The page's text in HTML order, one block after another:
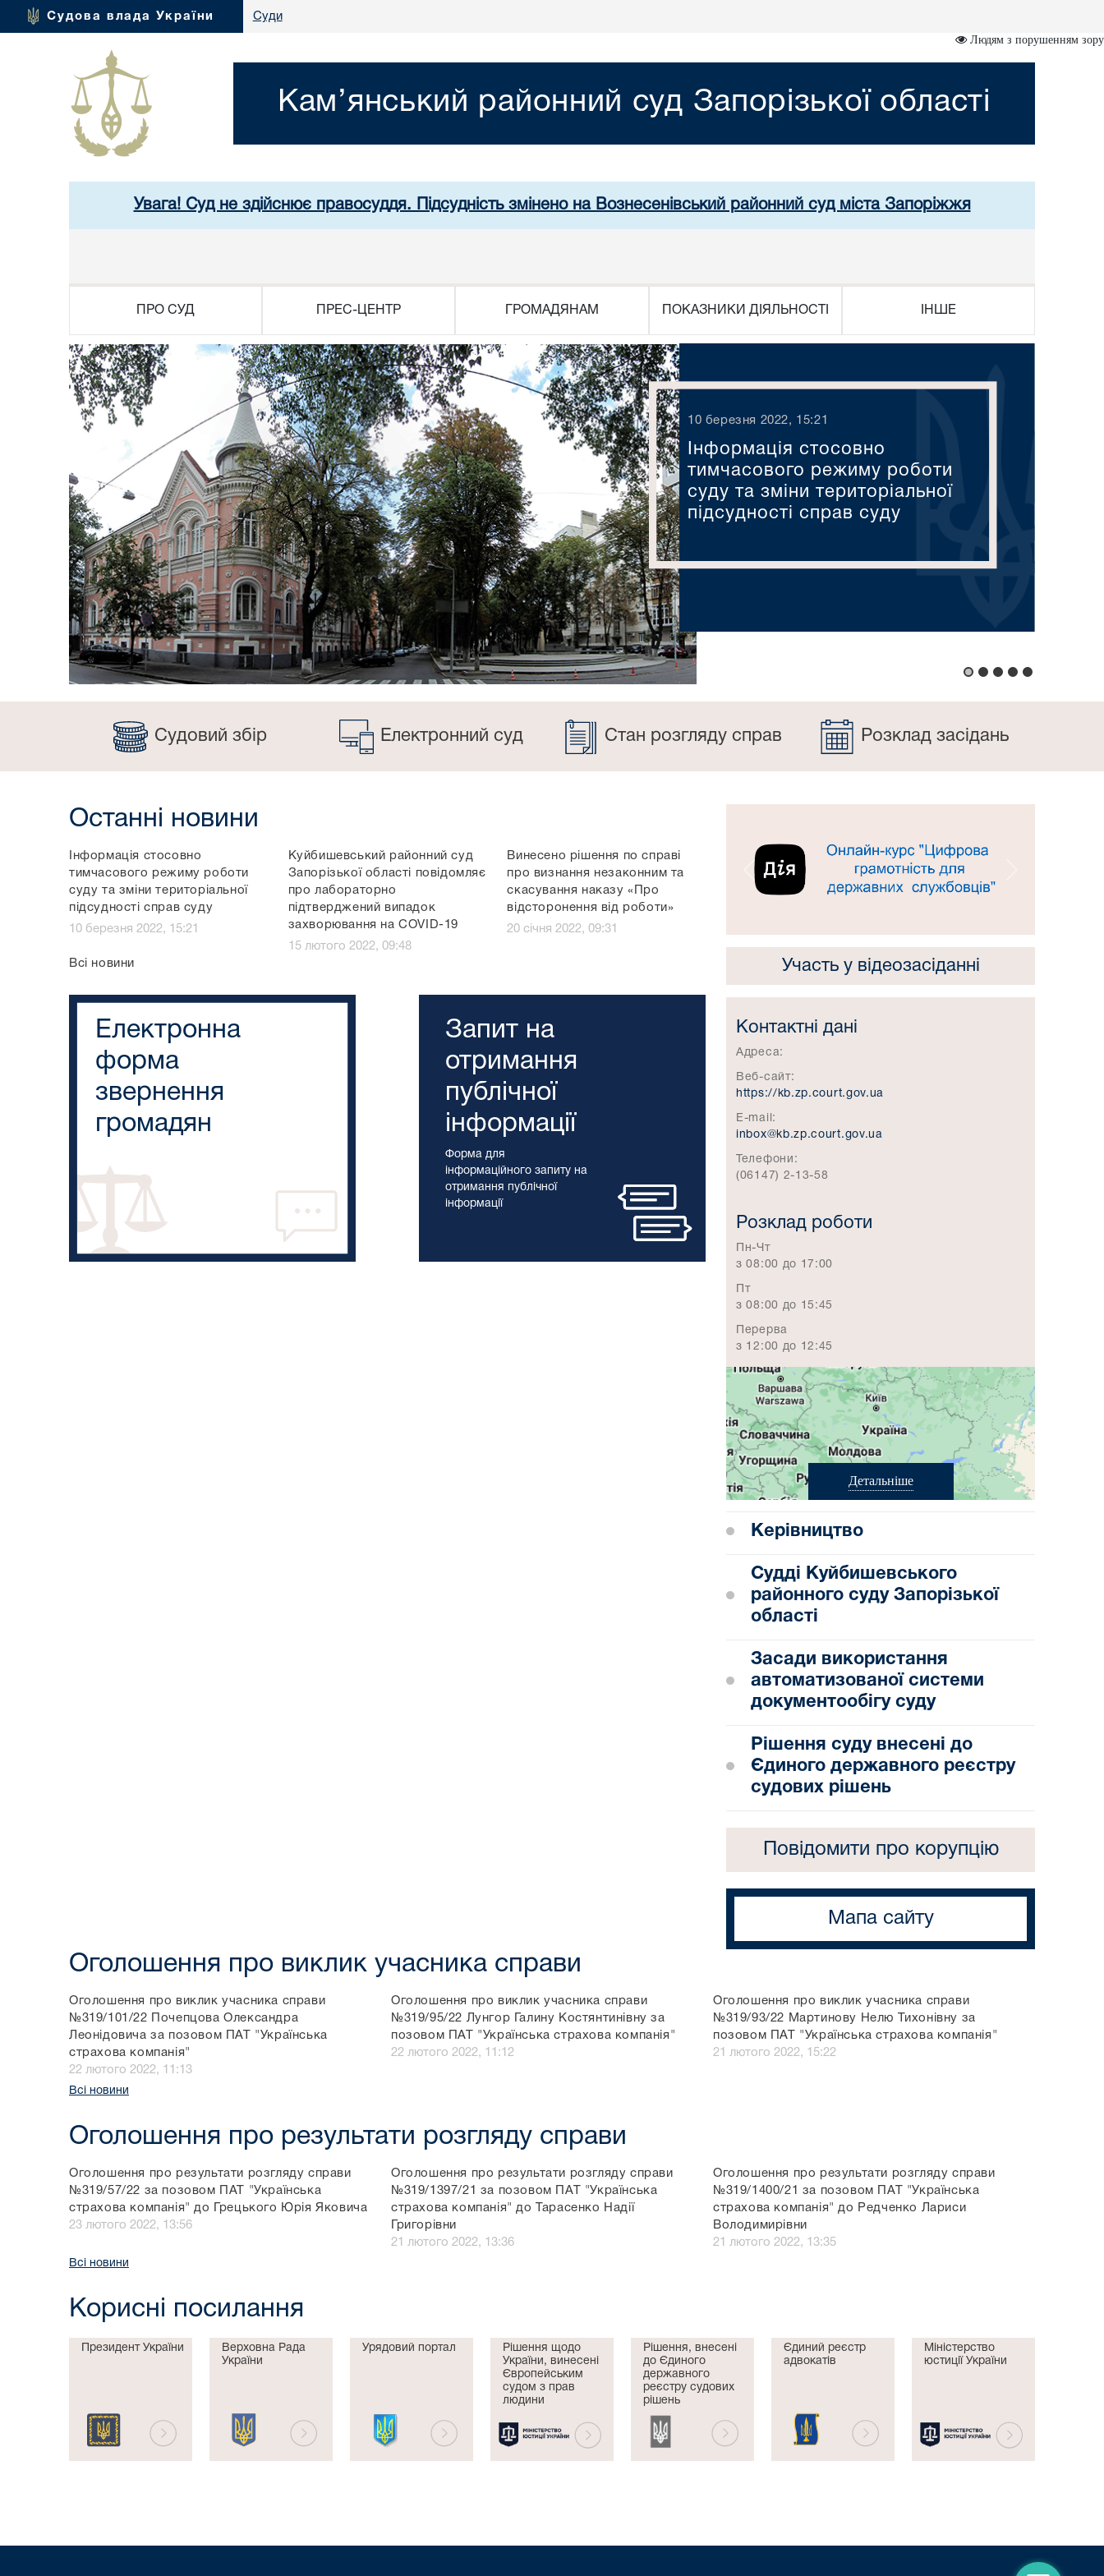
Судова влада України Суди
Людям з порушенням зору
Кам’янський районний суд Запорізької області
Увага! Суд не здійснює правосуддя. Підсудність змінено на Вознесенівський районний суд міста Запоріжжя
ПРО СУД ПРЕС-ЦЕНТР ГРОМАДЯНАМ ПОКАЗНИКИ ДІЯЛЬНОСТІ ІНШЕ
10 березня 2022, 15:21
Інформація стосовно
тимчасового режиму роботи
суду та зміни територіальної
підсудності справ суду
Судовий збір Електронний суд Стан розгляду справ Розклад засідань
Останні новини
Інформація стосовно
тимчасового режиму роботи
суду та зміни територіальної
підсудності справ суду
10 березня 2022, 15:21
Куйбишевський районний суд
Запорізької області повідомляє
про лабораторно
підтверджений випадок
захворювання на COVID-19
15 лютого 2022, 09:48
Винесено рішення по справі
про визнання незаконним та
скасування наказу «Про
відсторонення від роботи»
20 січня 2022, 09:31
Всі новини
Електронна
форма
звернення
громадян
Запит на
отримання
публічної
інформації
Форма для
інформаційного запиту на
отримання публічної
інформації
Попередній
Участь у відеозасіданні
Контактні дані
Адреса:
Веб-сайт:
https://kb.zp.court.gov.ua
E-mail:
inbox@kb.zp.court.gov.ua
Телефони:
(06147) 2-13-58
Розклад роботи
Пн-Чт
з 08:00 до 17:00
Пт
з 08:00 до 15:45
Перерва
з 12:00 до 12:45
Детальніше
Керівництво
Судді Куйбишевського
районного суду Запорізької
області
Засади використання
автоматизованої системи
документообігу суду
Рішення суду внесені до
Єдиного державного реєстру
судових рішень
Повідомити про корупцію
Мапа сайту
Оголошення про виклик учасника справи
Оголошення про виклик учасника справи
№319/101/22 Почепцова Олександра
Леонідовича за позовом ПАТ "Українська
страхова компанія"
22 лютого 2022, 11:13
Оголошення про виклик учасника справи
№319/95/22 Лунгор Галину Костянтинівну за
позовом ПАТ "Українська страхова компанія"
22 лютого 2022, 11:12
Оголошення про виклик учасника справи
№319/93/22 Мартинову Нелю Тихонівну за
позовом ПАТ "Українська страхова компанія"
21 лютого 2022, 15:22
Всі новини
Оголошення про результати розгляду справи
Оголошення про результати розгляду справи
№319/57/22 за позовом ПАТ "Українська
страхова компанія" до Грецького Юрія Яковича
23 лютого 2022, 13:56
Оголошення про результати розгляду справи
№319/1397/21 за позовом ПАТ "Українська
страхова компанія" до Тарасенко Надії
Григорівни
21 лютого 2022, 13:36
Оголошення про результати розгляду справи
№319/1400/21 за позовом ПАТ "Українська
страхова компанія" до Редченко Лариси
Володимирівни
21 лютого 2022, 13:35
Всі новини
Корисні посилання
Президент України
Верховна Рада
України
Урядовий портал
Рішення щодо
України, винесені
Європейським
судом з прав
людини
Рішення, внесені
до Єдиного
державного
реєстру судових
рішень
Єдиний реєстр
адвокатів
Міністерство
юстиції України